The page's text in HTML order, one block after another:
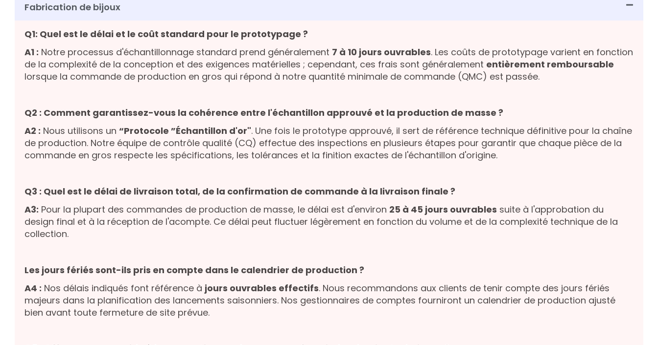
Fabrication de bijoux
Q1: Quel est le délai et le coût standard pour le prototypage ?
A1 : Notre processus d'échantillonnage standard prend généralement 7 à 10 jours ouvrables. Les coûts de prototypage varient en fonction
de la complexité de la conception et des exigences matérielles ; cependant, ces frais sont généralement entièrement remboursable
lorsque la commande de production en gros qui répond à notre quantité minimale de commande (QMC) est passée.
Q2 : Comment garantissez-vous la cohérence entre l'échantillon approuvé et la production de masse ?
A2 : Nous utilisons un “Protocole ”Échantillon d'or". Une fois le prototype approuvé, il sert de référence technique définitive pour la chaîne
de production. Notre équipe de contrôle qualité (CQ) effectue des inspections en plusieurs étapes pour garantir que chaque pièce de la
commande en gros respecte les spécifications, les tolérances et la finition exactes de l'échantillon d'origine.
Q3 : Quel est le délai de livraison total, de la confirmation de commande à la livraison finale ?
A3: Pour la plupart des commandes de production de masse, le délai est d'environ 25 à 45 jours ouvrables suite à l'approbation du
design final et à la réception de l'acompte. Ce délai peut fluctuer légèrement en fonction du volume et de la complexité technique de la
collection.
Les jours fériés sont-ils pris en compte dans le calendrier de production ?
A4 : Nos délais indiqués font référence à jours ouvrables effectifs. Nous recommandons aux clients de tenir compte des jours fériés
majeurs dans la planification des lancements saisonniers. Nos gestionnaires de comptes fourniront un calendrier de production ajusté
bien avant toute fermeture de site prévue.